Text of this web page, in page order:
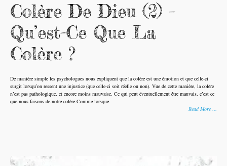
Colère De Dieu (2) –
Qu’est-Ce Que La
Colère ?
De manière simple les psychologues nous expliquent que la colère est une émotion et que celle-ci
surgit lorsqu’on ressent une injustice (que celle-ci soit réelle ou non). Vue de cette manière, la colère
n’est pas pathologique, et encore moins mauvaise. Ce qui peut éventuellement être mauvais, c’est ce
que nous faisons de notre colère.Comme lorsque
Read More …